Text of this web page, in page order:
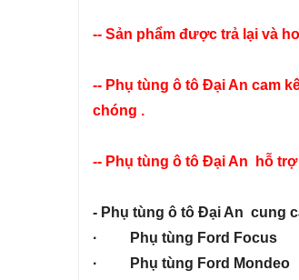
-- Sản phẩm được trả lại và
-- Phụ tùng ô tô Đại An cam
chóng .
-- Phụ tùng ô tô Đại An hỗ
- Phụ tùng ô tô Đại An cung
· Phụ tùng Ford Focus
· Phụ tùng Ford Mondeo